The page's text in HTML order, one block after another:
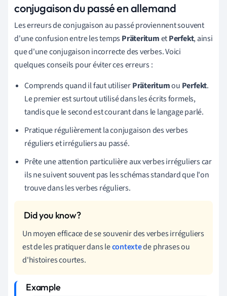
conjugaison du passé en allemand
Les erreurs de conjugaison au passé proviennent souvent
d'une confusion entre les tempsPräteritumetPerfekt, ainsi
que d'une conjugaison incorrecte des verbes. Voici
quelques conseils pour éviter ces erreurs :
Comprends quand il faut utiliserPräteritumou Perfekt.
Le premier est surtout utilisé dans les écrits formels,
tandis que le second est courant dans le langage parlé.
Pratique régulièrement la conjugaison des verbes
réguliers et irréguliers au passé.
Prête une attention particulière aux verbes irréguliers car
ils ne suivent souvent pas les schémas standard que l'on
trouve dans les verbes réguliers.
Un moyen efficace de se souvenir des verbes irréguliers
est de les pratiquer dans lecontextede phrases ou
d'histoires courtes.